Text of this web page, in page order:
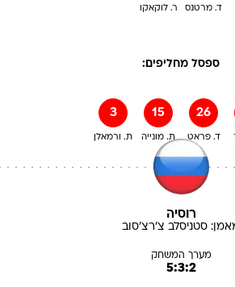
ר. לוקאקו ד. מרטנס
ספסל מחליפים:
3
ת. ורמאלן
15
ת. מונייה
26
ד. פראט
רוסיה
סטניסלב צ'רצ'סוב
מערך המשחק
5:3:2